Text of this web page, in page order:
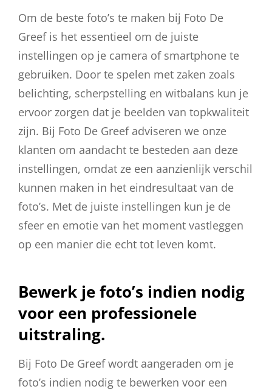
Om de beste foto’s te maken bij Foto De
Greef is het essentieel om de juiste
instellingen op je camera of smartphone te
gebruiken. Door te spelen met zaken zoals
belichting, scherpstelling en witbalans kun je
ervoor zorgen dat je beelden van topkwaliteit
zijn. Bij Foto De Greef adviseren we onze
klanten om aandacht te besteden aan deze
instellingen, omdat ze een aanzienlijk verschil
kunnen maken in het eindresultaat van de
foto’s. Met de juiste instellingen kun je de
sfeer en emotie van het moment vastleggen
op een manier die echt tot leven komt.
Bewerk je foto’s indien nodig
voor een professionele
uitstraling.
Bij Foto De Greef wordt aangeraden om je
foto’s indien nodig te bewerken voor een